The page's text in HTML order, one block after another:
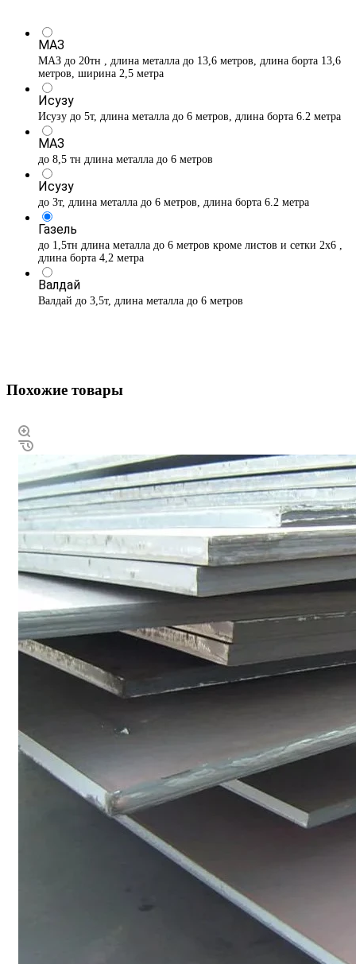
МАЗ
МАЗ до 20тн , длина металла до 13,6 метров, длина борта 13,6
метров, ширина 2,5 метра
Исузу
Исузу до 5т, длина металла до 6 метров, длина борта 6.2 метра
МАЗ
до 8,5 тн длина металла до 6 метров
Исузу
до 3т, длина металла до 6 метров, длина борта 6.2 метра
Газель
до 1,5тн длина металла до 6 метров кроме листов и сетки 2х6 ,
длина борта 4,2 метра
Валдай
Валдай до 3,5т, длина металла до 6 метров
Похожие товары